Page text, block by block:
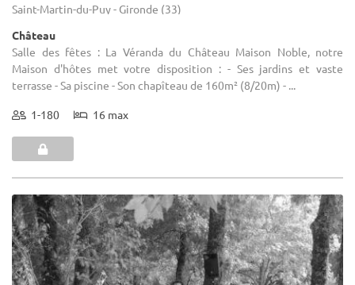
Saint-Martin-du-Puy - Gironde (33)
Château
Salle des fêtes : La Véranda du Château Maison Noble, notre
Maison d'hôtes met votre disposition : - Ses jardins et vaste
terrasse - Sa piscine - Son chapîteau de 160m² (8/20m) - ...
1-180 16 max